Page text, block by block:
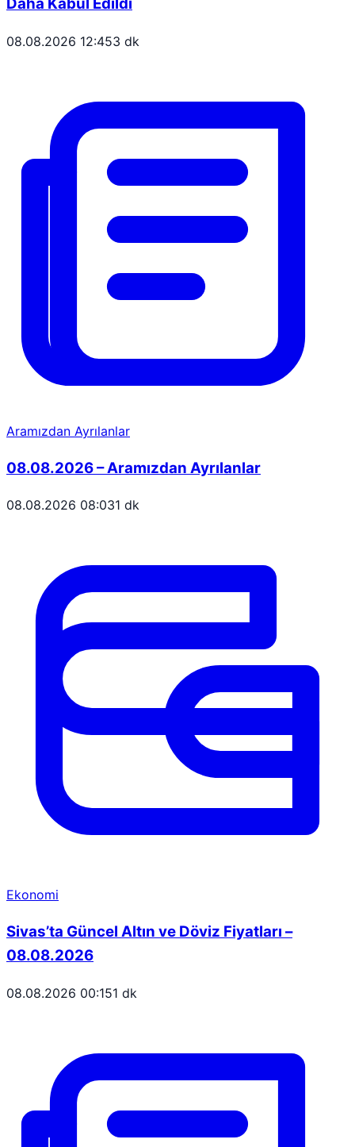
08.08.2026 12:453 dk
Aramızdan Ayrılanlar
08.08.2026 – Aramızdan Ayrılanlar
08.08.2026 08:031 dk
Ekonomi
Sivas’ta Güncel Altın ve Döviz Fiyatları –
08.08.2026
08.08.2026 00:151 dk